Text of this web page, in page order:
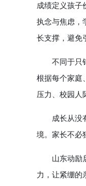
成绩定义孩子
执念与焦虑，
长支撑，避免
不同于只针
根据每个家庭
压力、校园人
成长从没有
境。家长不必
山东动励启
力，让紧绷的